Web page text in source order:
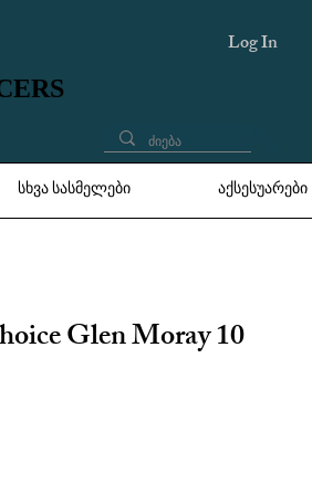
Log In
Glen Moray 10
სხვა სასმელები აქსესუარები